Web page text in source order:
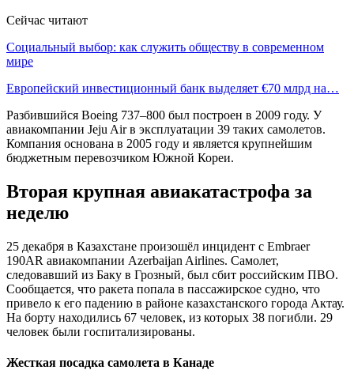
Сейчас читают
Социальный выбор: как служить обществу в современном
мире
Европейский инвестиционный банк выделяет €70 млрд на…
Разбившийся Boeing 737–800 был построен в 2009 году. У
авиакомпании Jeju Air в эксплуатации 39 таких самолетов.
Компания основана в 2005 году и является крупнейшим
бюджетным перевозчиком Южной Кореи.
Вторая крупная авиакатастрофа за
неделю
25 декабря в Казахстане произошёл инцидент с Embraer
190AR авиакомпании Azerbaijan Airlines. Самолет,
следовавший из Баку в Грозный, был сбит российским ПВО.
Сообщается, что ракета попала в пассажирское судно, что
привело к его падению в районе казахстанского города Актау.
На борту находились 67 человек, из которых 38 погибли. 29
человек были госпитализированы.
Жесткая посадка самолета в Канаде